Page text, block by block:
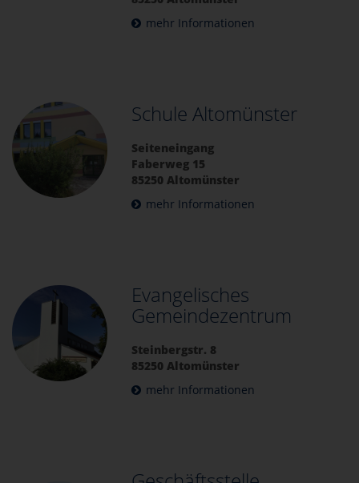
mehr Informationen
Schule Altomünster
Seiteneingang
Faberweg 15
85250 Altomünster
mehr Informationen
Evangelisches
Gemeindezentrum
Steinbergstr. 8
85250 Altomünster
mehr Informationen